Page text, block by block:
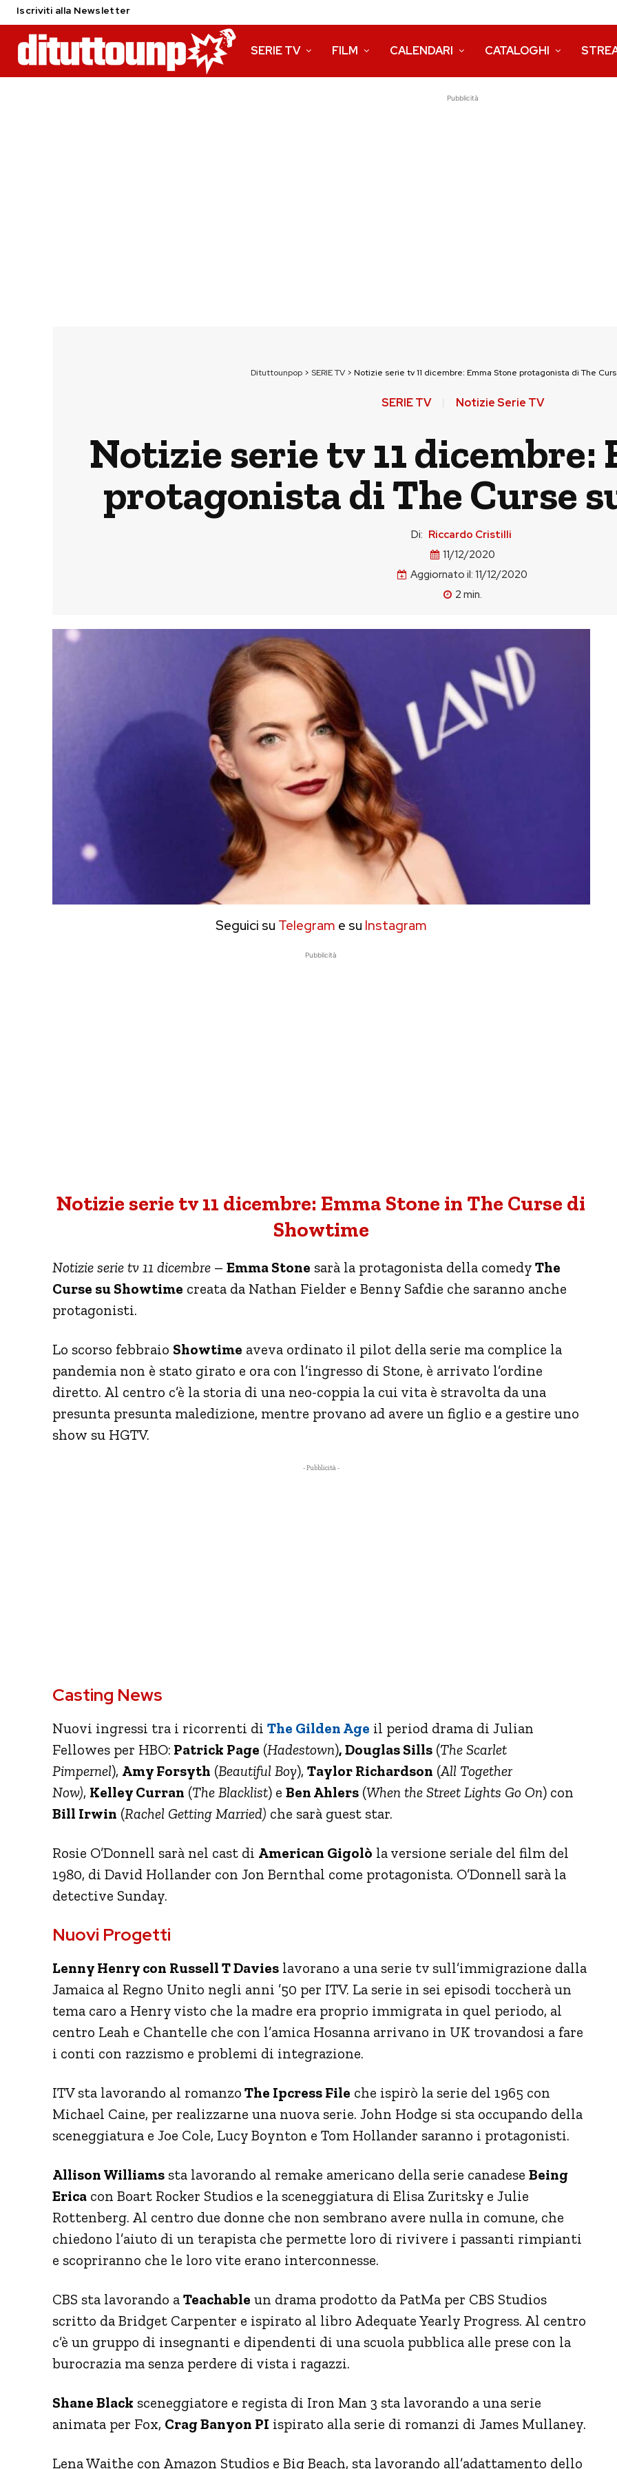
Iscriviti alla Newsletter
SERIE TV FILM CALENDARI CATALOGHI
Pubblicità
Dituttounpop > SERIE TV > Notizie serie tv 11 dicembre: Emma Stone protagonista di The
SERIE TV Notizie Serie TV
Notizie serie tv 11 dicembre:
protagonista di The Curse
Di: Riccardo Cristilli
11/12/2020
Aggiornato il: 11/12/2020
2 min.
Seguici su Telegram e su Instagram
Pubblicità
Notizie serie tv 11 dicembre: Emma Stone in The Curse di
Showtime
Notizie serie tv 11 dicembre – Emma Stone sarà la protagonista della comedy The
Curse su Showtime creata da Nathan Fielder e Benny Safdie che saranno anche
protagonisti.
Lo scorso febbraio Showtime aveva ordinato il pilot della serie ma complice la
pandemia non è stato girato e ora con l’ingresso di Stone, è arrivato l’ordine
diretto. Al centro c’è la storia di una neo-coppia la cui vita è stravolta da una
presunta presunta maledizione, mentre provano ad avere un figlio e a gestire uno
show su HGTV.
- Pubblicità -
Casting News
Nuovi ingressi tra i ricorrenti di The Gilden Age il period drama di Julian
Fellowes per HBO: Patrick Page (Hadestown), Douglas Sills (The Scarlet
Pimpernel), Amy Forsyth (Beautiful Boy), Taylor Richardson (All Together
Now), Kelley Curran (The Blacklist) e Ben Ahlers (When the Street Lights Go On) con
Bill Irwin (Rachel Getting Married) che sarà guest star.
Rosie O’Donnell sarà nel cast di American Gigolò la versione seriale del film del
1980, di David Hollander con Jon Bernthal come protagonista. O’Donnell sarà la
detective Sunday.
Nuovi Progetti
Lenny Henry con Russell T Davies lavorano a una serie tv sull’immigrazione dalla
Jamaica al Regno Unito negli anni ’50 per ITV. La serie in sei episodi toccherà un
tema caro a Henry visto che la madre era proprio immigrata in quel periodo, al
centro Leah e Chantelle che con l’amica Hosanna arrivano in UK trovandosi a fare
i conti con razzismo e problemi di integrazione.
ITV sta lavorando al romanzo The Ipcress File che ispirò la serie del 1965 con
Michael Caine, per realizzarne una nuova serie. John Hodge si sta occupando della
sceneggiatura e Joe Cole, Lucy Boynton e Tom Hollander saranno i protagonisti.
Allison Williams sta lavorando al remake americano della serie canadese Being
Erica con Boart Rocker Studios e la sceneggiatura di Elisa Zuritsky e Julie
Rottenberg. Al centro due donne che non sembrano avere nulla in comune, che
chiedono l’aiuto di un terapista che permette loro di rivivere i passanti rimpianti
e scopriranno che le loro vite erano interconnesse.
CBS sta lavorando a Teachable un drama prodotto da PatMa per CBS Studios
scritto da Bridget Carpenter e ispirato al libro Adequate Yearly Progress. Al centro
c’è un gruppo di insegnanti e dipendenti di una scuola pubblica alle prese con la
burocrazia ma senza perdere di vista i ragazzi.
Shane Black sceneggiatore e regista di Iron Man 3 sta lavorando a una serie
animata per Fox, Crag Banyon PI ispirato alla serie di romanzi di James Mullaney.
Lena Waithe con Amazon Studios e Big Beach, sta lavorando all’adattamento dello